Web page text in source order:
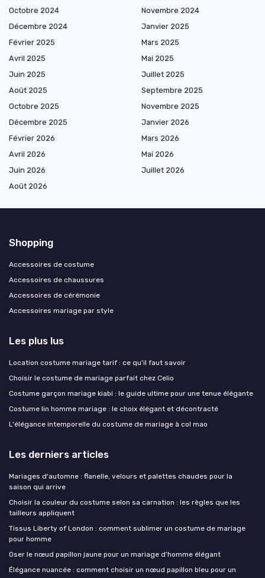
Octobre 2024
Novembre 2024
Décembre 2024
Janvier 2025
Février 2025
Mars 2025
Avril 2025
Mai 2025
Juin 2025
Juillet 2025
Août 2025
Septembre 2025
Octobre 2025
Novembre 2025
Décembre 2025
Janvier 2026
Février 2026
Mars 2026
Avril 2026
Mai 2026
Juin 2026
Juillet 2026
Août 2026
Shopping
Accessoires de costume
Accessoires de chaussures
Accessoires de cérémonie
Accessoires mariage par style
Les plus lus
Location costume mariage tarif : ce qu'il faut savoir
Choisir le costume de mariage parfait chez Celio
Costume garçon mariage kiabi : le guide ultime pour une tenue élégante
Costume lin homme mariage : le choix élégant et décontracté
L'élégance intemporelle du costume de mariage à col mao
Les derniers articles
Mariages d'automne : flanelle, velours et palettes chaudes pour la
saison qui arrive
Choisir la couleur du costume selon sa carnation : les règles que les
tailleurs appliquent
Tissus Liberty of London : comment sublimer un costume de mariage
pour homme
Oser le nœud papillon jaune pour un mariage d’homme élégant
Élégance nuancée : comment choisir un nœud papillon bleu pour un